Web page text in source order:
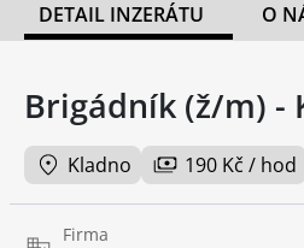
DETAIL INZERÁTU O
Brigádník (ž/m) -
Kladno 190 Kč / hod
Firma